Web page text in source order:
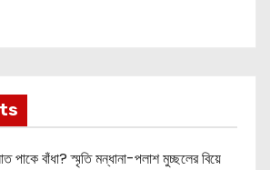
পাকে বাঁধা? স্মৃতি মন্ধানা-পলাশ মুচ্ছলের বিয়ে